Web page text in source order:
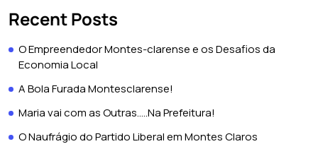
Recent Posts
O Empreendedor Montes-clarense e os Desafios da
Economia Local
A Bola Furada Montesclarense!
Maria vai com as Outras…..Na Prefeitura!
O Naufrágio do Partido Liberal em Montes Claros